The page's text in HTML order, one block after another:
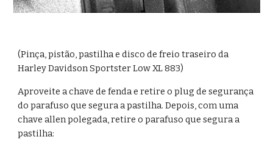
(Pinça, pistão, pastilha e disco de freio traseiro da
Harley Davidson Sportster Low XL 883)
Aproveite a chave de fenda e retire o plug de segurança
do parafuso que segura a pastilha. Depois, com uma
chave allen polegada, retire o parafuso que segura a
pastilha: